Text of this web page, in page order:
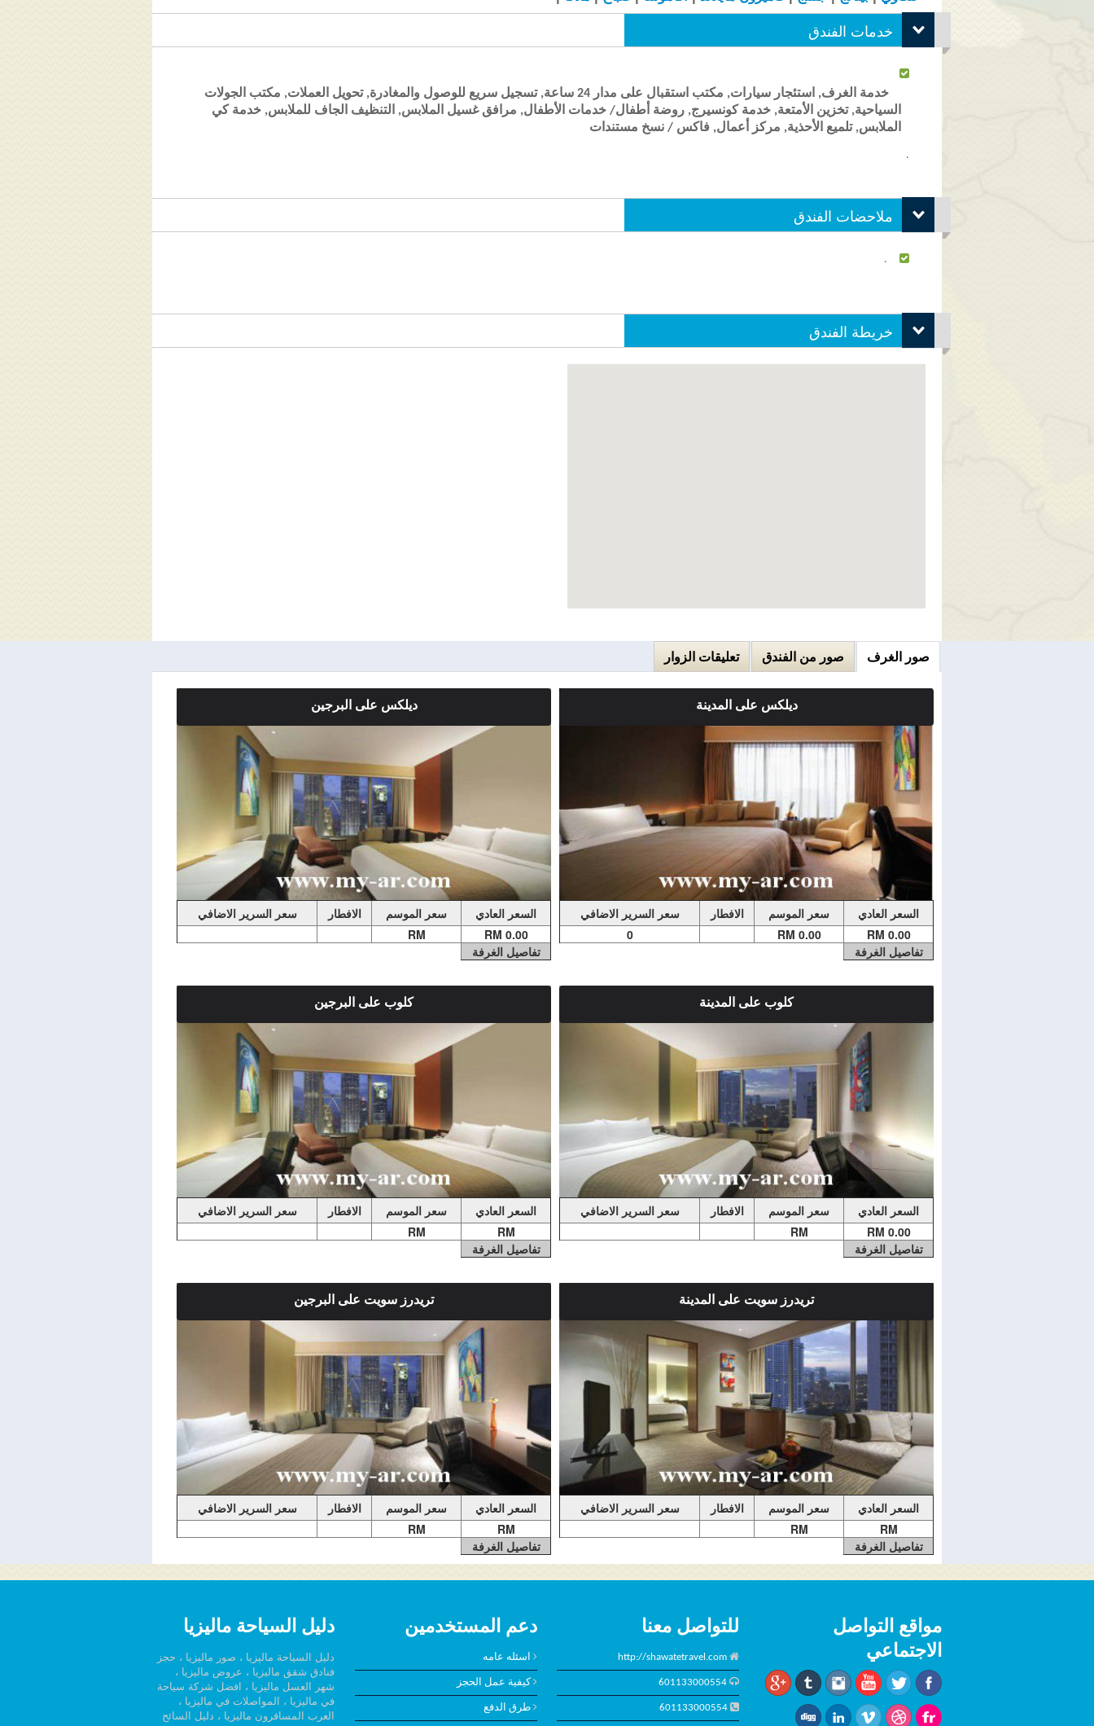
خدمات الفندق
خدمة الغرف, استئجار سيارات, مكتب استقبال على مدار 24 ساعة, تسجيل سريع للوصول والمغادرة, تحويل العملات, مكتب الجولات
السياحية, تخزين الأمتعة, خدمة كونسيرج, روضة أطفال/ خدمات الأطفال, مرافق غسيل الملابس, التنظيف الجاف للملابس, خدمة كي
الملابس, تلميع الأحذية, مركز أعمال, فاكس / نسخ مستندات
.
ملاحضات الفندق
.
خريطة الفندق
صور الغرف صور من الفندق تعليقات الزوار
ديلكس على المدينة
السعر العادي سعر الموسم الافطار
سعر السرير الاضافي
0.00 RM
0.00 RM
0
تفاصيل الغرفة
0.00 ملاحضات الغرفة
غرفة ديلوكس مزدوجة أو توأم - اطلالة على المدينة غرفة ضيوف مكيفة
وعصرية تحتوي على تلفزيون بشاشة مسطحة وأريكة وميني بار. ويحتوي
الحمام الداخلي على حوض استحمام.
ديلكس على البرجين
السعر العادي سعر الموسم الافطار
سعر السرير الاضافي
0.00 RM
RM
تفاصيل الغرفة
0.00 ملاحضات الغرفة
غرفة ديلوكس مزدوجة أو توأم مطلة على البرج غرفة عصرية تتمتَع بإطلالة
دون عائق على بُرجا بتروناس من النوافذ الممتدة من الأرض حتى السقف.
كلوب على المدينة
السعر العادي سعر الموسم الافطار
سعر السرير الاضافي
0.00 RM
RM
تفاصيل الغرفة
0.00 ملاحضات الغرفة
غرفة كلوب مزدوجة أو توأم - اطلالة على المدينة غرفة ضيوف مكيفة
وعصرية في الادوار العليا تحتوي على تلفزيون بشاشة مسطحة وأريكة
وميني بار. ويحتوي الحمام الداخلي على حوض استحمام.
كلوب على البرجين
السعر العادي سعر الموسم الافطار
سعر السرير الاضافي
RM
RM
تفاصيل الغرفة
ملاحضات الغرفة
غرفة لغير المدخنين توفر إطلالة دون عائق على بُرجا بتروناس التوأم
الشهيرين من النوافذ الممتدة من الأرض حتى السقف. تشمل الغرف مزايا
صالة النادي الحصرية: - كوكتيلات مسائية من الساعة 05:00 مساءً إلى
الساعة 07:00 مساءً (تنطبق بصرامة قواعد اللباس غير الرسمي الأنيق. ولا
يُسمح بارتداء النعال والسراويل القصيرة والصنادل والملابس الرياضية.)
تريدرز سويت على المدينة
السعر العادي سعر الموسم الافطار
سعر السرير الاضافي
RM
RM
تفاصيل الغرفة
ملاحضات الغرفة
جناح مع إطلالة على المدينة. يشمل منطقة جلوس منفصلة ومشغل دي في
دي ومزايا صالة النادي مثل الكوكتيلات المسائية. ويوفر أيضاً إطلالة
بانورامية على أفق مدينة كوالالمبور. تشمل الغرف مزايا صالة النادي
الحصرية: - كوكتيلات مسائية من الساعة 05:00 مساءً إلى الساعة 07:00
مساءً (تنطبق بصرامة قواعد اللباس غير الرسمي الأنيق. ولا يُسمح بارتداء
النعال والسراويل القصيرة والصنادل والملابس الرياضية.)
تريدرز سويت على البرجين
السعر العادي سعر الموسم الافطار
سعر السرير الاضافي
RM
RM
تفاصيل الغرفة
ملاحضات الغرفة
يوفر إطلالة دون عائق على بُرجا بتروناس التوأم الشهيرين. وتضم أيضاً
منطقة جلوس منفصلة. تشمل الغرف مزايا صالة النادي الحصرية: -
بصرامة قواعد اللباس غير الرسمي الأنيق. ولا يُسمح بارتداء النعال
والسراويل القصيرة والصنادل والملابس الرياضية.)
دليل السياحة ماليزيا
دليل السياحة ماليزيا ، صور ماليزيا ، حجز
فنادق شقق ماليزيا ، عروض ماليزيا ،
شهر العسل ماليزيا ، افضل شركة سياحة
في ماليزيا ، المواصلات في ماليزيا ،
العرب المسافرون ماليزيا ، دليل السائح
دعم المستخدمين
اسئله عامه
كيفية عمل الحجز
طرق الدفع
للتواصل معنا
http://shawatetravel.com
601133000554
601133000554
مواقع التواصل
الاجتماعي